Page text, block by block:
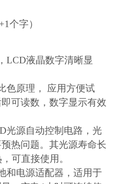
个字）
LCD液晶数字清晰显
色原理， 应用方便试
可读数，数字显示有效
光源自动控制电路，光
热问题。其光源寿命长
可直接使用。
和电源适配器，适用于